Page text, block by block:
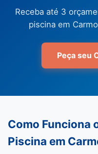
Receba até 3
piscina em
Peça seu
Como Funciona
Piscina em